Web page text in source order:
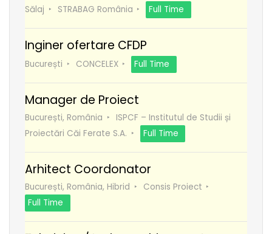
Sălaj
STRABAG România Full Time
Inginer ofertare CFDP
București CONCELEX Full Time
Manager de Proiect
București, România
ISPCF – Institutul de Studii și
Proiectări Căi Ferate S.A.
Full Time
Arhitect Coordonator
București, România, Hibrid
Consis Proiect
Full Time